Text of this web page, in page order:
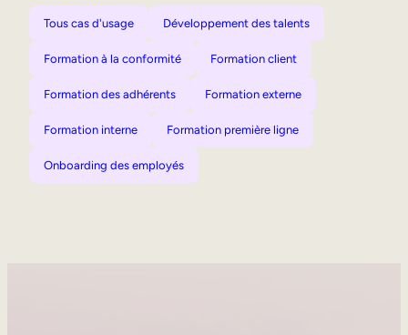
Tous cas d'usage Développement des talents
Formation à la conformité Formation client
Formation des adhérents Formation externe
Formation interne Formation première ligne
Onboarding des employés